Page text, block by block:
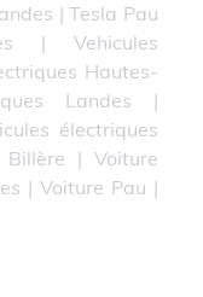
|Tesla Pau
| Vehicules
Hautes-
Landes |
électriques
Billère | Voiture
| Voiture Pau |